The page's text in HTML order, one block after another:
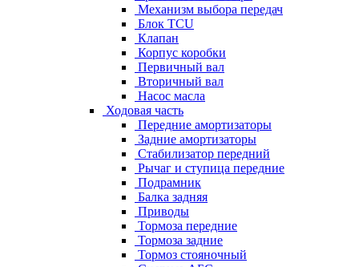
Механизм выбора передач
Блок TCU
Клапан
Корпус коробки
Первичный вал
Вторичный вал
Насос масла
Ходовая часть
Передние амортизаторы
Задние амортизаторы
Стабилизатор передний
Рычаг и ступица передние
Подрамник
Балка задняя
Приводы
Тормоза передние
Тормоза задние
Тормоз стояночный